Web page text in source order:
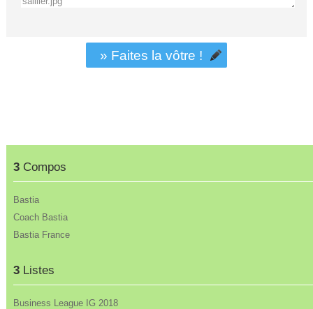
3Compos
Bastia
Coach Bastia
Bastia France
3Listes
Business League IG 2018
» Faites la vôtre !